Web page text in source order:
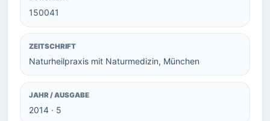
150041
ZEITSCHRIFT
Naturheilpraxis mit Naturmedizin, München
JAHR / AUSGABE
2014 · 5